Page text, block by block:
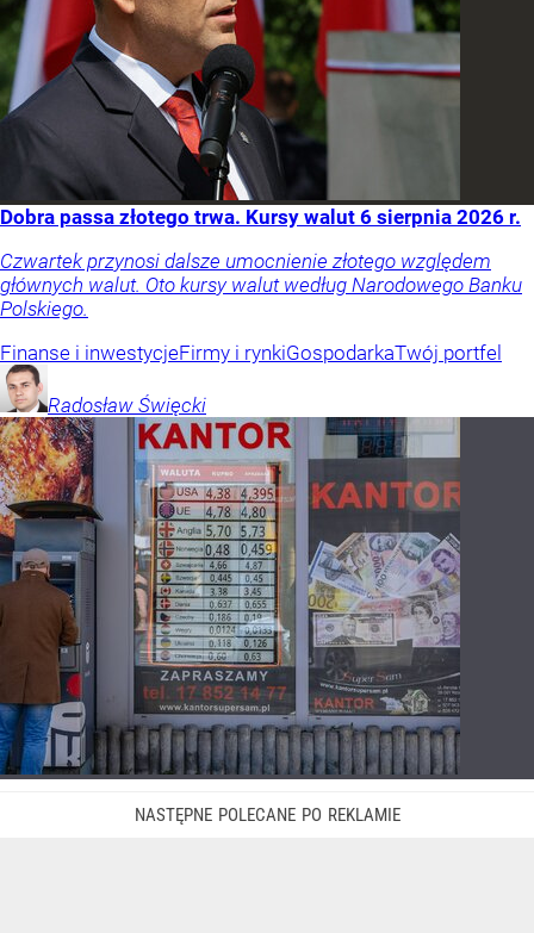
Dobra passa złotego trwa. Kursy walut 6 sierpnia 2026 r.
Czwartek przynosi dalsze umocnienie złotego względem
głównych walut. Oto kursy walut według Narodowego Banku
Polskiego.
Finanse i inwestycjeFirmy i rynkiGospodarkaTwój portfel
Radosław Święcki